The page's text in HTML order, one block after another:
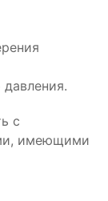
с
имеющими